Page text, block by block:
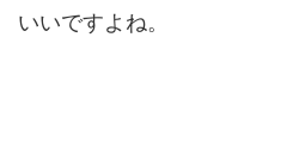
いいですよね。